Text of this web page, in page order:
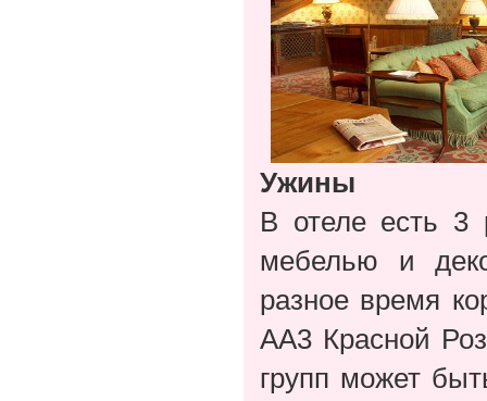
Ужины
В отеле есть 3
мебелью и
разное время
АА3 Красной
групп может